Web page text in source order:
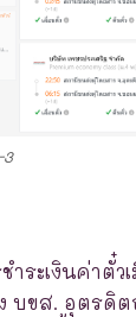
ำระเงินค่าตั๋ว
บขส. อุตรดิ